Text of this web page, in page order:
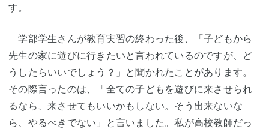
す。
学部学生さんが教育実習の終わった後、「子どもから
先生の家に遊びに行きたいと言われているのですが、ど
うしたらいいでしょう？」と聞かれたことがあります。
その際言ったのは、「全ての子どもを遊びに来させられ
るなら、来させてもいいかもしない。そう出来ないな
ら、やるべきでない」と言いました。私が高校教師だっ